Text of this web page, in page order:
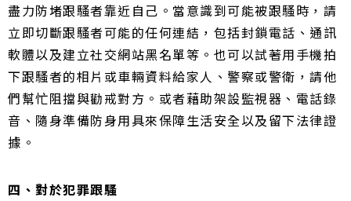
盡力防堵跟騷者靠近自己。 當意識到可能被跟騷時，請
立即切斷跟騷者可能的任何連結，包括封鎖電話、通訊
軟體以及建立社交網站黑名單等。 也可以試著用手機拍
下跟騷者的相片或車輛資料給家人、警察或警衛，請他
們幫忙阻擋與勸戒對方。 或者藉助架設監視器、電話錄
音、隨身準備防身用具來保障生活安全以及留下法律證
據。
四、對於犯罪跟騷